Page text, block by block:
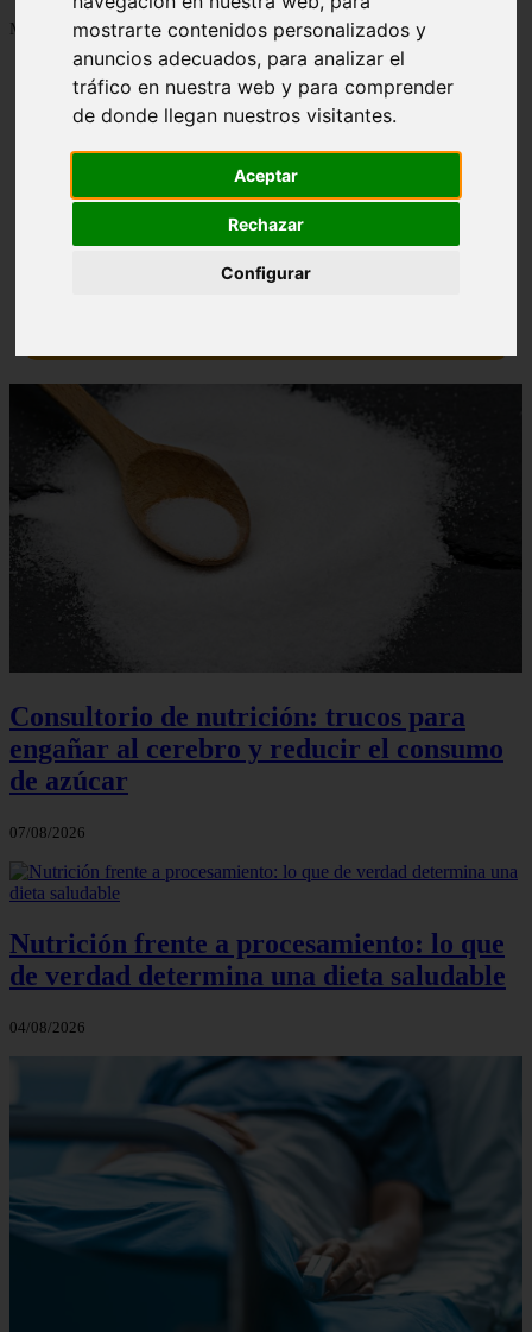
mostrarte contenidos personalizados y
anuncios adecuados, para analizar el
tráfico en nuestra web y para comprender
de donde llegan nuestros visitantes.
Aceptar
Rechazar
Configurar
Mostrando 1 - 24 de 1288 artículos
Contraindicaciones del espino amarillo: conocelas
ahora
Consultorio de nutrición: trucos para
engañar al cerebro y reducir el consumo
de azúcar
07/08/2026
Nutrición frente a procesamiento: lo que
de verdad determina una dieta saludable
04/08/2026